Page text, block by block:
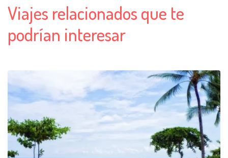
Viajes relacionados que te
podrían interesar